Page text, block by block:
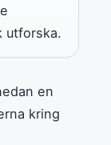
utforska.
en
kring